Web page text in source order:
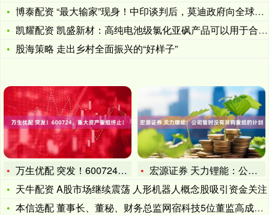
博泰配资 “最大输家”现身！中印谈判后，莫迪政府向全球宣布：
凯耀配资 凯盛新材：高纯电池级氯化亚砜产品可以用于合成LIF
股海策略 走出乡村全面振兴的“好样子”
万生优配 突发！600724，重大资产重组终止！
宏源证券 天力锂能：公司暂时没有并购重组的计划
天牛配资 A股市场继续震荡 人形机器人概念股吸引资金关注
本信选配 董事长、董秘、财务总监网宿科技5位董监高成员提出减